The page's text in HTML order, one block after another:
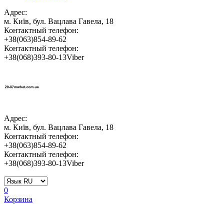
Адрес:
м. Київ, бул. Вацлава Гавела, 18
Контактный телефон:
+38(063)854-89-62
Контактный телефон:
+38(068)393-80-13Viber
Адрес:
м. Київ, бул. Вацлава Гавела, 18
Контактный телефон:
+38(063)854-89-62
Контактный телефон:
+38(068)393-80-13Viber
0
Корзина